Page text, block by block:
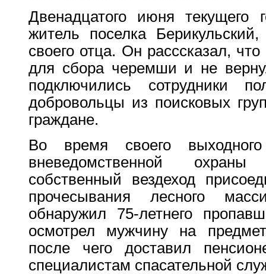
Двенадцатого июня текущего
житель поселка
своего отца. Он расссказал,
для сбора черемши и не
подключились сотрудники
добровольцы из поисковых
граждане.
Во время своего
вневедомственной
собственный вездеход
прочесывания лесного
обнаружил 75-летнего
осмотрел мужчину на
после чего доставил
специалистам спасательной